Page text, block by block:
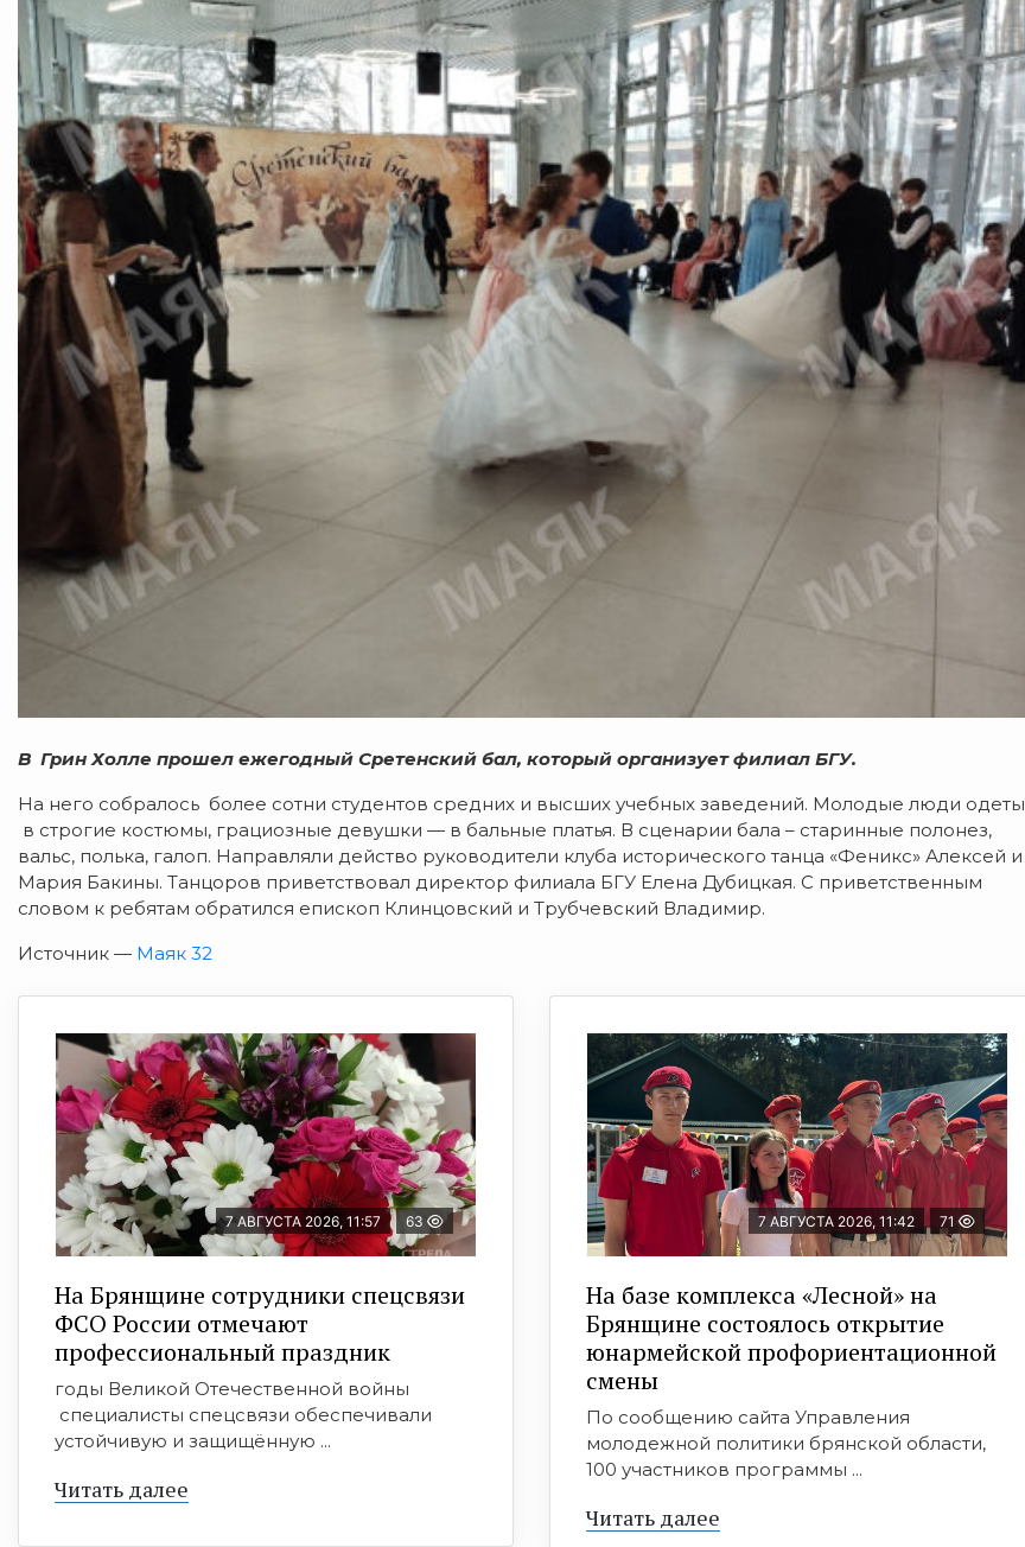
В Грин Холле прошел ежегодный Сретенский бал, который организует филиал БГУ.
На него собралось более сотни студентов средних и высших учебных заведений. Молодые люди одеты
в строгие костюмы, грациозные девушки — в бальные платья. В сценарии бала – старинные полонез,
вальс, полька, галоп. Направляли действо руководители клуба исторического танца «Феникс» Алексей и
Мария Бакины. Танцоров приветствовал директор филиала БГУ Елена Дубицкая. С приветственным
словом к ребятам обратился епископ Клинцовский и Трубчевский Владимир.
Источник — Маяк 32
7 АВГУСТА 2026, 11:57 63
На Брянщине сотрудники спецсвязи
ФСО России отмечают
профессиональный праздник
годы Великой Отечественной войны
специалисты спецсвязи обеспечивали
устойчивую и защищённую ...
Читать далее
7 АВГУСТА 2026, 11:42 71
На базе комплекса «Лесной» на
Брянщине состоялось открытие
юнармейской профориентационной
смены
По сообщению сайта Управления
молодежной политики брянской области,
100 участников программы ...
Читать далее